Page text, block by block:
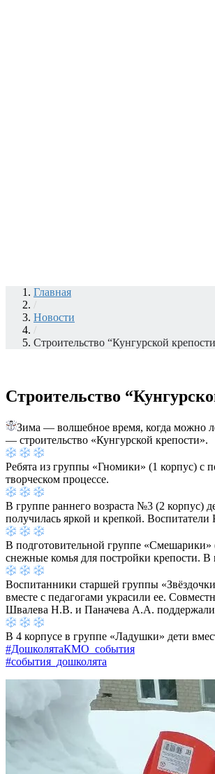
Главная
/
Новости
/
Строительство “Кунгурской
Строительство
Зима — волшебное время, когда можно
— строительство «Кунгурской крепости».
Ребята из группы «Гномики» (1 корпус)
творческом процессе.
В группе раннего возраста №3 (2 корпус)
получилась яркой и крепкой.
В подготовительной группе «Смешарики»
снежные комья для постройки крепости. В
Воспитанники старшей группы
вместе с педагогами украсили ее.
Швалева Н.В. и Паначева А.А. поддержали
В 4 корпусе в группе «Ладушки» дети
#ДошколятаКМО_события
#события_дошколята